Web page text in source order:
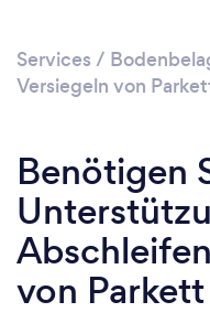
Services /
Versiegeln von
Benötigen
von